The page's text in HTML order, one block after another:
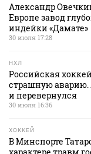
Александр
Европе завод
индейки «Дамате»
30 июля 17:28
НХЛ
Российская
страшную аварию.
и перевернулся
30 июля 16:36
ХОККЕЙ
В Минспорте
характере травм